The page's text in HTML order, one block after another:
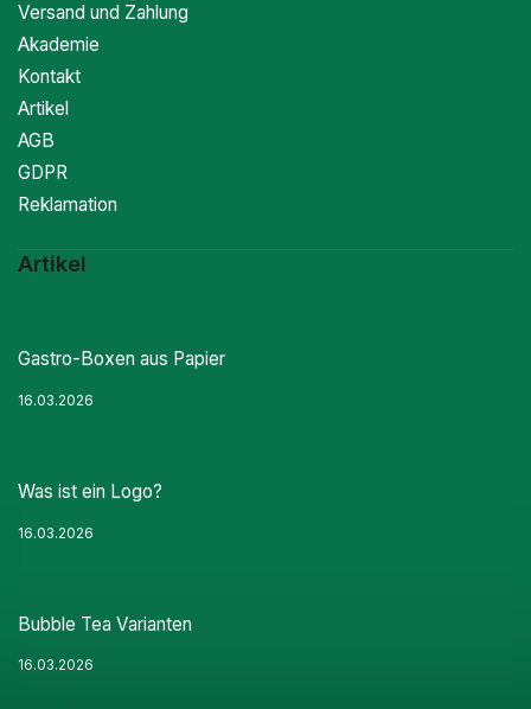
Versand und Zahlung
Akademie
Kontakt
Artikel
AGB
GDPR
Reklamation
Artikel
Gastro-Boxen aus Papier
16.03.2026
Was ist ein Logo?
16.03.2026
Bubble Tea Varianten
16.03.2026